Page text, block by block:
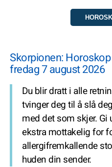
Skorpionen:
fredag 7 august 2026
Du blir dratt i alle
tvinger deg til å slå
med det som skjer. Gi
ekstra mottakelig for
allergifremkallende
huden din sender.